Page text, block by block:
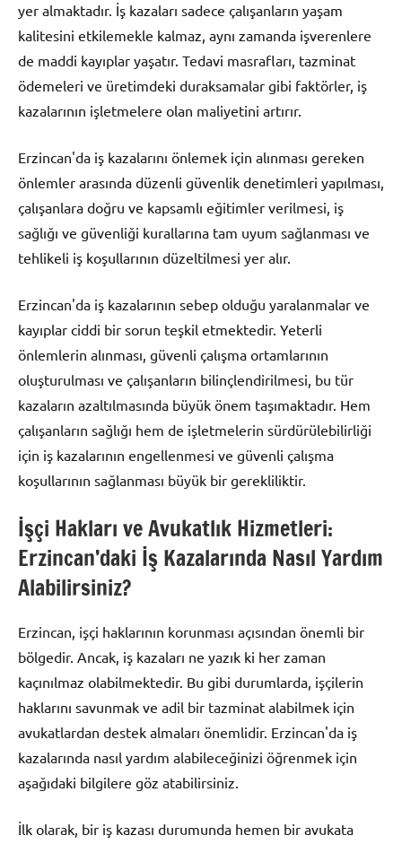
yer almaktadır. İş kazaları sadece çalışanların yaşam
kalitesini etkilemekle kalmaz, aynı zamanda işverenlere
de maddi kayıplar yaşatır. Tedavi masrafları, tazminat
ödemeleri ve üretimdeki duraksamalar gibi faktörler, iş
kazalarının işletmelere olan maliyetini artırır.
Erzincan'da iş kazalarını önlemek için alınması gereken
önlemler arasında düzenli güvenlik denetimleri yapılması,
çalışanlara doğru ve kapsamlı eğitimler verilmesi, iş
sağlığı ve güvenliği kurallarına tam uyum sağlanması ve
tehlikeli iş koşullarının düzeltilmesi yer alır.
Erzincan'da iş kazalarının sebep olduğu yaralanmalar ve
kayıplar ciddi bir sorun teşkil etmektedir. Yeterli
önlemlerin alınması, güvenli çalışma ortamlarının
oluşturulması ve çalışanların bilinçlendirilmesi, bu tür
kazaların azaltılmasında büyük önem taşımaktadır. Hem
çalışanların sağlığı hem de işletmelerin sürdürülebilirliği
için iş kazalarının engellenmesi ve güvenli çalışma
koşullarının sağlanması büyük bir gerekliliktir.
İşçi Hakları ve Avukatlık Hizmetleri:
Erzincan’daki İş Kazalarında Nasıl Yardım
Alabilirsiniz?
Erzincan, işçi haklarının korunması açısından önemli bir
bölgedir. Ancak, iş kazaları ne yazık ki her zaman
kaçınılmaz olabilmektedir. Bu gibi durumlarda, işçilerin
haklarını savunmak ve adil bir tazminat alabilmek için
avukatlardan destek almaları önemlidir. Erzincan'da iş
kazalarında nasıl yardım alabileceğinizi öğrenmek için
aşağıdaki bilgilere göz atabilirsiniz.
İlk olarak, bir iş kazası durumunda hemen bir avukata